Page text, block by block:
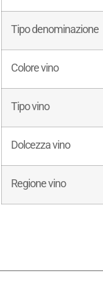
Tipo denominazione
Colore vino
Tipo vino
Dolcezza vino
Regione vino